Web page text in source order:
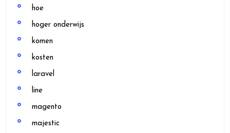
hoe
hoger onderwijs
komen
kosten
laravel
line
magento
majestic